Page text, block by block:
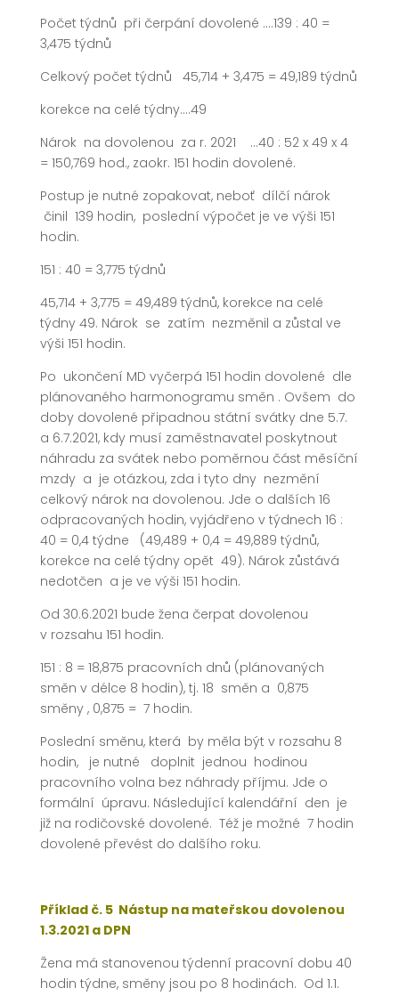
Počet týdnů při čerpání dovolené ….139 : 40 =
3,475 týdnů
Celkový počet týdnů 45,714 + 3,475 = 49,189 týdnů
korekce na celé týdny….49
Nárok na dovolenou za r. 2021 …40 : 52 x 49 x 4
= 150,769 hod., zaokr. 151 hodin dovolené.
Postup je nutné zopakovat, neboť dílčí nárok
činil 139 hodin, poslední výpočet je ve výši 151
hodin.
151 : 40 = 3,775 týdnů
45,714 + 3,775 = 49,489 týdnů, korekce na celé
týdny 49. Nárok se zatím nezměnil a zůstal ve
výši 151 hodin.
Po ukončení MD vyčerpá 151 hodin dovolené dle
plánovaného harmonogramu směn . Ovšem do
doby dovolené připadnou státní svátky dne 5.7.
a 6.7.2021, kdy musí zaměstnavatel poskytnout
náhradu za svátek nebo poměrnou část měsíční
mzdy a je otázkou, zda i tyto dny nezmění
celkový nárok na dovolenou. Jde o dalších 16
odpracovaných hodin, vyjádřeno v týdnech 16 :
40 = 0,4 týdne (49,489 + 0,4 = 49,889 týdnů,
korekce na celé týdny opět 49). Nárok zůstává
nedotčen a je ve výši 151 hodin.
Od 30.6.2021 bude žena čerpat dovolenou
v rozsahu 151 hodin.
151 : 8 = 18,875 pracovních dnů (plánovaných
směn v délce 8 hodin), tj. 18 směn a 0,875
směny , 0,875 = 7 hodin.
Poslední směnu, která by měla být v rozsahu 8
hodin, je nutné doplnit jednou hodinou
pracovního volna bez náhrady příjmu. Jde o
formální úpravu. Následující kalendářní den je
již na rodičovské dovolené. Též je možné 7 hodin
dovolené převést do dalšího roku.
Příklad č. 5 Nástup na mateřskou dovolenou
1.3.2021 a DPN
Žena má stanovenou týdenní pracovní dobu 40
hodin týdne, směny jsou po 8 hodinách. Od 1.1.